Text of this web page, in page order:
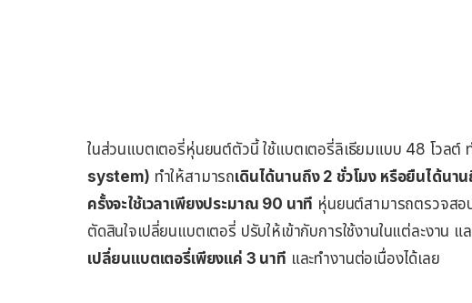
ในส่วนแบตเตอรี่หุ่นยนต์ตัวนี้ ใช้แบตเตอรี่ลิเธียมแบบ 48 โวลต์
system) ทำให้สามารถเดินได้นานถึง 2 ชั่วโมง หรือยืนได้นา
ครั้งจะใช้เวลาเพียงประมาณ 90 นาที หุ่นยนต์สามารถตรวจสอ
ตัดสินใจเปลี่ยนแบตเตอรี่ ปรับให้เข้ากับการใช้งานในแต่ละงาน
เปลี่ยนแบตเตอรี่เพียงแค่ 3 นาที และทำงานต่อเนื่องได้เลย